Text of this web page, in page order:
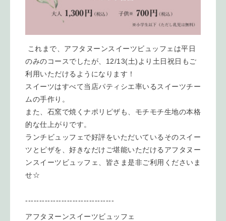
これまで、アフタヌーンスイーツビュッフェは平日
のみのコースでしたが、12/13(土)より土日祝日もご
利用いただけるようになります！
スイーツはすべて当店パティシエ率いるスイーツチー
ムの手作り。
また、石窯で焼くナポリピザも、モチモチ生地の本格
的な仕上がりです。
ランチビュッフェで好評をいただいているそのスイー
ツとピザを、好きなだけご堪能いただけるアフタヌー
ンスイーツビュッフェ、皆さま是非ご利用くださいま
せ☆
--------------------------------
アフタヌーンスイーツビュッフェ